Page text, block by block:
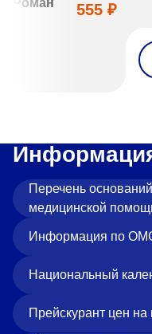
555 ₽
Перечень
медицинской
Информация по
Национальный
Прейскурант цен на